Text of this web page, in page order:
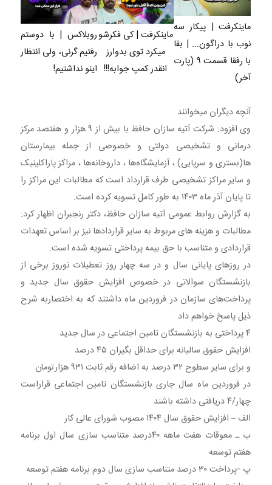
ماینکرفت | پیکار سه
نوب با دراگون... | بقا
با رفقا قسمت ۹ (پارت
آخر)
ماینکرفت | کی فکرشو
میکرد توی بدوارز
انقدر کمپ جوابه!!!
روبلاکس | با دوستم
رفتیم گرنی، ولی انتظار
اینو نداشتیم!
آنچه دیگران میخوانند
وی افزود: شرکت آتیه سازان حافظ با بیش از ۹ هزار و هفتصد مرکز
درمانی و تشخیصی دولتی و خصوصی از جمله بیمارستان
ها(بستری و سرپایی) ، آزمایشگاه‌ها ، داروخانه‌ها ، مراکز پاراکلینیک
و سایر مراکز تشخیصی طرف قرارداد است که مطالبات این مراکز را
تا پایان آذر ماه ۱۴۰۳ به طور کامل تسویه کرده است.
به گزارش روابط عمومی آتیه سازان حافظ، دکتر رنجبران اظهار کرد:
مطالبات و هزینه های مربوط به سایر قراردادها نیز بر اساس تعهدات
قراردادی و متناسب با حق بیمه پرداختی تسویه شده است.
در روزهای پایانی سال و در سه چهار روز تعطیلات نوروز برخی از
بازنشستگان سوالاتی در خصوص افزایش حقوق سال جدید و
پرداخت‌های سازمان در فروردین ماه داشتند که به اختصاربه شرح
ذیل پاسخ خواهم داد
۴ پرداختی به بازنشستگان تامین اجتماعی در سال جدید
افزایش حقوق سالیانه برای حداقل بگیران ۴۵ درصد
و برای سایر سطوح ۳۲ درصد به اضافه رقم ثابت ۹۳۱ هزارتومان
در فروردین ماه سال جاری بازنشستگان تامین اجتماعی قراراست
چهار/۴ دریافتی داشته باشند
الف – افزایش حقوق سال ۱۴۰۴ مصوب شورای عالی کار
ب ـ معوقات هفت ماهه ۴۰درصد متناسب سازی سال اول برنامه
هفتم توسعه
پ -پرداخت ۳۰ درصد متناسب سازی سال دوم برنامه هفتم توسعه